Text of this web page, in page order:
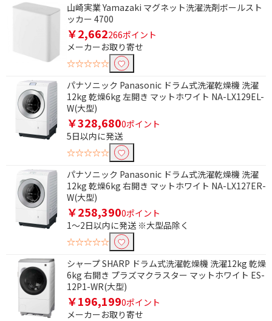
山崎実業 Yamazaki マグネット洗濯洗剤ボールスト
ッカー 4700
￥2,662266ポイント
メーカーお取り寄せ
☆☆☆☆☆
パナソニック Panasonic ドラム式洗濯乾燥機 洗濯
12kg 乾燥6kg 左開き マットホワイト NA-LX129EL-
W(大型)
￥328,6800ポイント
5日以内に発送
☆☆☆☆☆
パナソニック Panasonic ドラム式洗濯乾燥機 洗濯
12kg 乾燥6kg 右開き マットホワイト NA-LX127ER-
W(大型)
￥258,3900ポイント
1～2日以内に発送 ※大型品除く
☆☆☆☆☆
シャープ SHARP ドラム式洗濯乾燥機 洗濯12kg 乾燥
6kg 右開き プラズマクラスター マットホワイト ES-
12P1-WR(大型)
￥196,1990ポイント
メーカーお取り寄せ